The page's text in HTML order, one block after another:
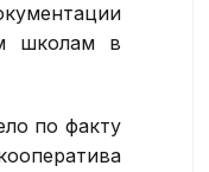
школам в
по факту